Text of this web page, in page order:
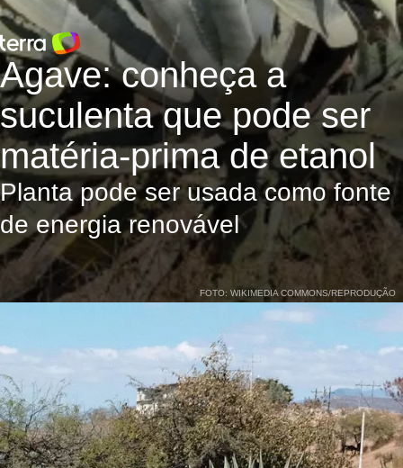
Agave: conheça a
suculenta que pode ser
matéria-prima de etanol
Planta pode ser usada como fonte
de energia renovável
FOTO: WIKIMEDIA COMMONS/REPRODUÇÃO